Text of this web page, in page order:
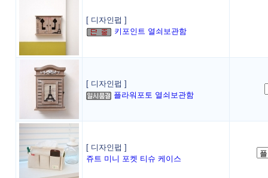
[ 디자인펍 ]
키포인트 열쇠보관함
[ 디자인펍 ]
플라워포토 열쇠보관함
[ 디자인펍 ]
쥬트 미니 포켓 티슈 케이스